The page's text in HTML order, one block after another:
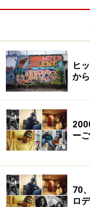
ジャーデビュー
リアーナ
トなど名だたる
するなどしてい
と差をつけるた
ストにもなるこ
ティストとは今は
2015年2月にリ
は、幼少期のド
ヒ
か
ー
70
ロ